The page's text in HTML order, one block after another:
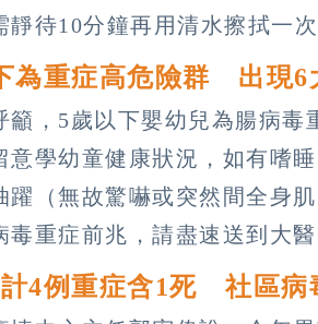
靜待10分鐘再用清水擦拭一次
為重症高危險群 出現6
籲，5歲以下嬰幼兒為腸病
意學幼童健康狀況，如有嗜
躍（無故驚嚇或突然間全身
毒重症前兆，請盡速送到大醫
4例重症含1死 社區病